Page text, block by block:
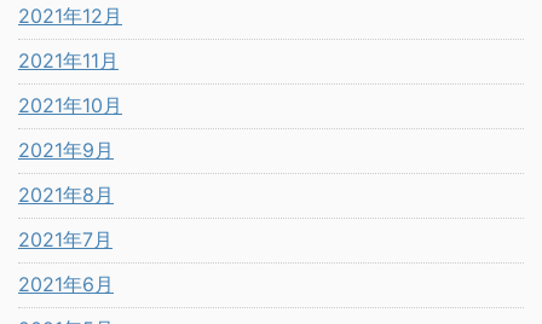
2021年12月
2021年11月
2021年10月
2021年9月
2021年8月
2021年7月
2021年6月